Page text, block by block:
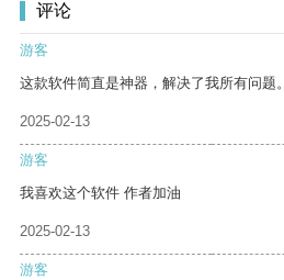
评论
游客
这款软件简直是神器，解决了我所有问题。
2025-02-13
游客
我喜欢这个软件 作者加油
2025-02-13
游客